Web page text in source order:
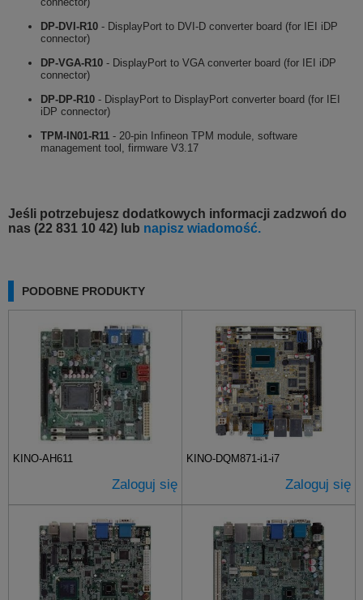
DP-DVI-R10 - DisplayPort to DVI-D converter board (for IEI iDP
connector)
DP-VGA-R10 - DisplayPort to VGA converter board (for IEI iDP
connector)
DP-DP-R10 - DisplayPort to DisplayPort converter board (for IEI
iDP connector)
TPM-IN01-R11 - 20-pin Infineon TPM module, software
management tool, firmware V3.17
Jeśli potrzebujesz dodatkowych informacji zadzwoń do
nas (22 831 10 42) lub napisz wiadomość.
PODOBNE PRODUKTY
KINO-AH611
Zaloguj się
KINO-DQM871-i1-i7
Zaloguj się